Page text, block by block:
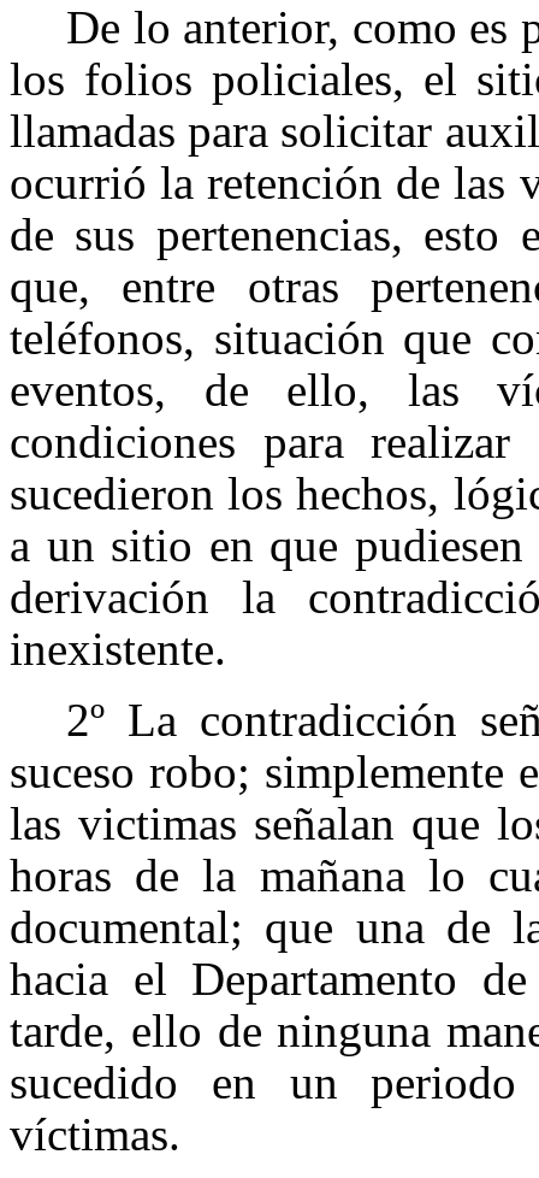
De lo anterior, como es
los folios policiales, el
llamadas para solicitar
ocurrió la retención de las
de sus pertenencias, esto
que, entre otras
teléfonos, situación que
eventos, de ello, las
condiciones para
sucedieron los hechos,
a un sitio en que
derivación la
inexistente.
2º La contradicción
suceso robo; simplemente
las victimas señalan que
horas de la mañana lo
documental; que una de
hacia el Departamento
tarde, ello de ninguna
sucedido en un
víctimas.